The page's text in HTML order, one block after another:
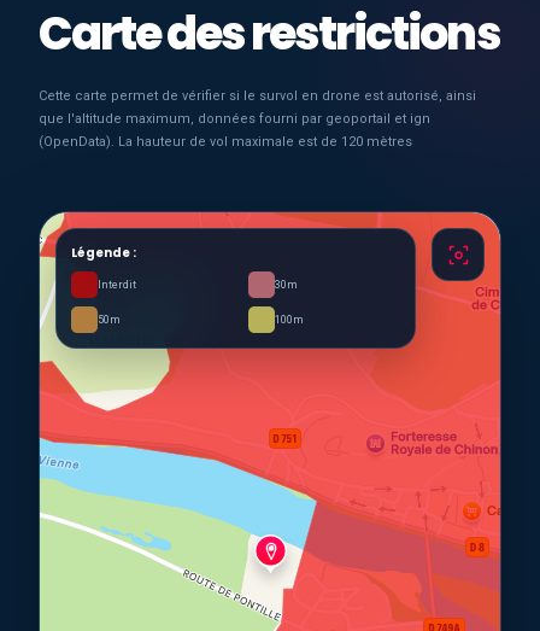
Carte des restrictions
Cette carte permet de vérifier si le survol en drone est autorisé, ainsi
que l'altitude maximum, données fourni par geoportail et ign
(OpenData). La hauteur de vol maximale est de 120 mètres
Légende :
Interdit 30m
50m 100m